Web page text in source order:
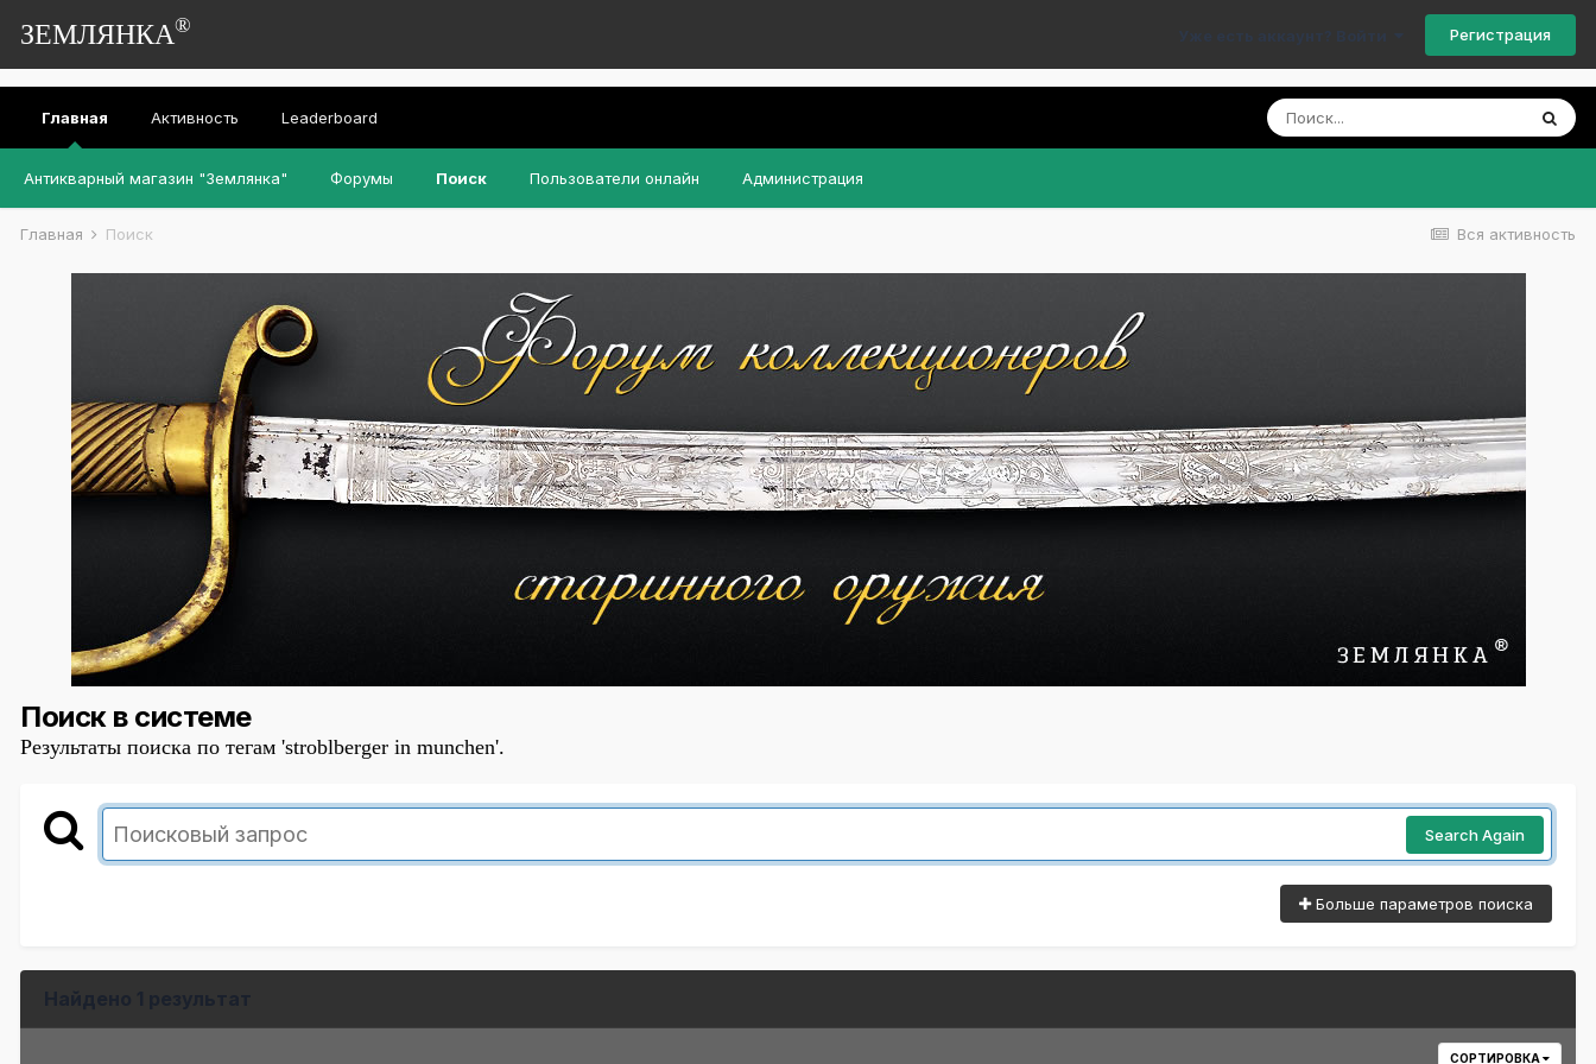
ЗЕМЛЯНКА® Уже есть аккаунт? Войти Регистрация
Главная
Антикварный магазин "Землянка" Форумы Поиск Пользователи онлайн Администрация
Активность Leaderboard
Вся активность
Главная Поиск
Поиск в системе
Результаты поиска по тегам 'stroblberger in munchen'.
Search Again
Больше параметров поиска
Найдено 1 результат
СОРТИРОВКА